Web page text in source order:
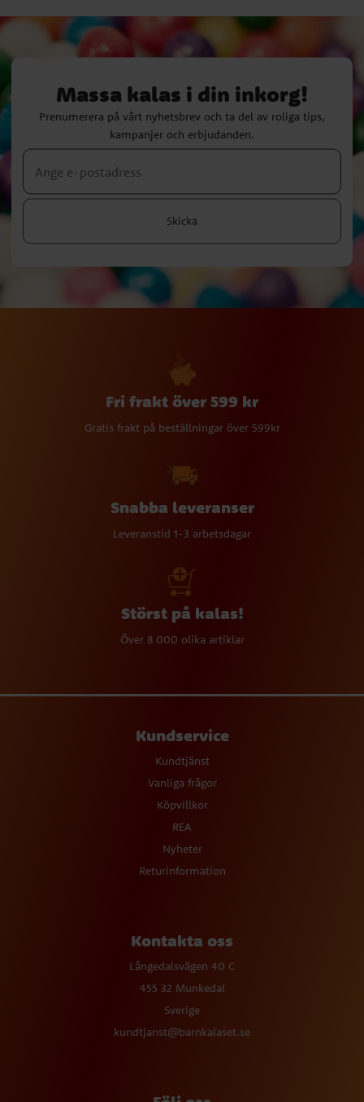
Massa kalas i din inkorg!
Prenumerera på vårt nyhetsbrev och ta del av roliga tips,
kampanjer och erbjudanden.
Skicka
Fri frakt över 599 kr
Gratis frakt på beställningar över 599kr
Snabba leveranser
Leveranstid 1-3 arbetsdagar
Störst på kalas!
Över 8 000 olika artiklar
Kundservice
Kundtjänst
Vanliga frågor
Köpvillkor
REA
Nyheter
Returinformation
Kontakta oss
Långedalsvägen 40 C
455 32 Munkedal
Sverige
kundtjanst@barnkalaset.se